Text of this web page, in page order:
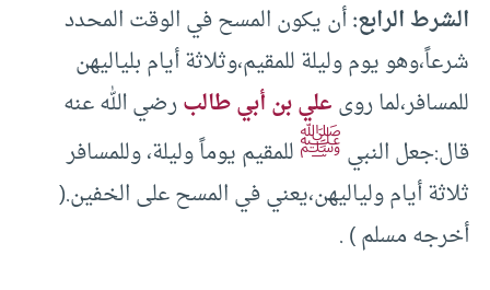
الشرط الرابع:أن يكون المسح في الوقت المحدد
شرعاً،وهو يوم وليلة للمقيم،وثلاثة أيام بلياليهن
للمسافر،لما روىعلي بن أبي طالبرضي الله عنه
قال:جعل النبيﷺللمقيم يوماً وليلة، وللمسافر
ثلاثة أيام ولياليهن،يعني في المسح على الخفين.(
أخرجه مسلم ) .